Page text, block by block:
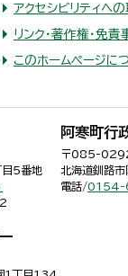
アクセシビリティへ
リンク・著作権・免責
このホームページに
5番地
阿寒町行
〒085-
北海道釧路
電話/0154-